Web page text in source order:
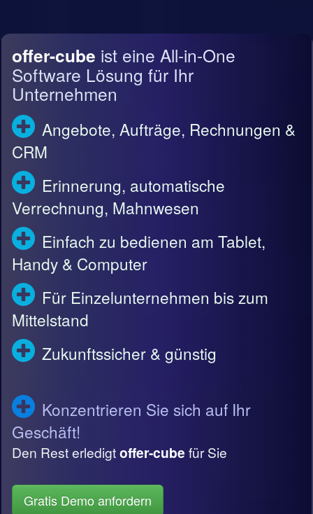
offer-cube ist eine All-in-One
Software Lösung für Ihr
Unternehmen
Angebote, Aufträge, Rechnungen &
CRM
Erinnerung, automatische
Verrechnung, Mahnwesen
Einfach zu bedienen am Tablet,
Handy & Computer
Für Einzelunternehmen bis zum
Mittelstand
Zukunftssicher & günstig
Konzentrieren Sie sich auf Ihr
Geschäft!
Den Rest erledigtoffer-cube für Sie
Gratis Demo anfordern